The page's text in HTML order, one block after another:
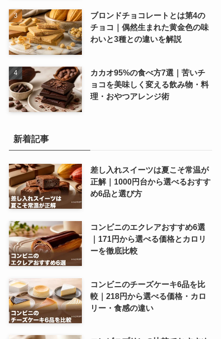
ブロンドチョコレートとは第4の
チョコ｜偶然生まれた黄金色の味
わいと3種との違いを解説
カカオ95%の食べ方7選｜苦いチ
ョコを美味しく変える飲み物・料
理・おやつアレンジ術
新着記事
差し入れスイーツは夏こそ常温が
正解｜1000円台から選べるおすす
め6品と選び方
コンビニのエクレアおすすめ6選
｜171円から選べる価格とカロリ
ーを徹底比較
コンビニのチーズケーキ6品を比
較｜218円から選べる価格・カロ
リー・食感の違い